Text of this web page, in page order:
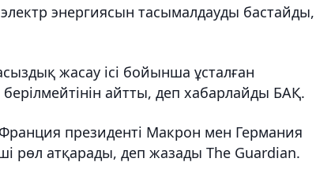
энергиясын тасымалдауды бастайды,
жасау ісі бойынша ұсталған
айтты, деп хабарлайды БАҚ.
президенті Макрон мен Германия
атқарады, деп жазады The Guardian.